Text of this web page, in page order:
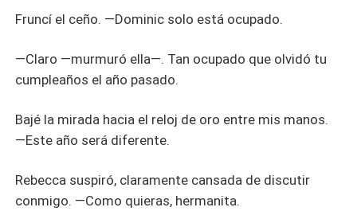
Fruncí el ceño. —Dominic solo está ocupado.
—Claro —murmuró ella—. Tan ocupado que olvidó tu
cumpleaños el año pasado.
Bajé la mirada hacia el reloj de oro entre mis manos.
—Este año será diferente.
Rebecca suspiró, claramente cansada de discutir
conmigo. —Como quieras, hermanita.